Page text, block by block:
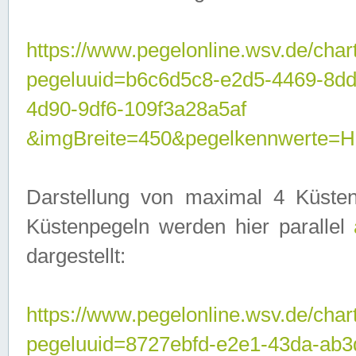
https://www.pegelonline.wsv.de/
pegeluuid=b6c6d5c8-e2d5-4469-
4d90-9df6-109f3a28a5af
Darstellung von maximal 4
Küstenpegeln werden hier parallel
dargestellt:
https://www.pegelonline.wsv.de/
pegeluuid=8727ebfd-e2e1-43da-